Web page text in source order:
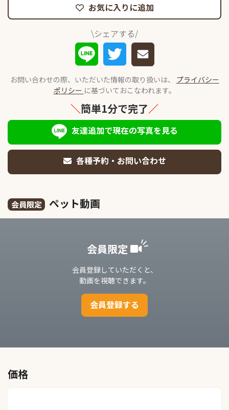
お気に入りに追加
\シェアする/
お問い合わせの際、いただいた情報の取り扱いは、 プライバシー
ポリシー に基づいておこなわれます。
＼簡単1分で完了／
友達追加で現在の写真を見る
各種予約・お問い合わせ
会員限定 ペット動画
会員限定
会員登録していただくと、
動画を視聴できます。
会員登録する
価格